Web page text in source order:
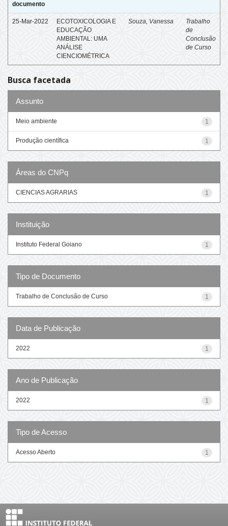
documento
25-Mar-2022
ECOTOXICOLOGIA E
EDUCAÇÃO
AMBIENTAL: UMA
ANÁLISE
CIENCIOMÉTRICA
Souza, Vanessa
Trabalho
de
Conclusão
de Curso
Busca facetada
Assunto
1
Meio ambiente
1
Produção científica
Áreas do CNPq
1
CIENCIAS AGRARIAS
Instituição
1
Instituto Federal Goiano
Tipo de Documento
1
Trabalho de Conclusão de Curso
Data de Publicação
1
2022
Ano de Publicação
1
2022
Tipo de Acesso
1
Acesso Aberto